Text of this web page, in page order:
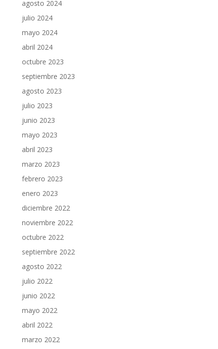
agosto 2024
julio 2024
mayo 2024
abril 2024
octubre 2023
septiembre 2023
agosto 2023
julio 2023
junio 2023
mayo 2023
abril 2023
marzo 2023
febrero 2023
enero 2023
diciembre 2022
noviembre 2022
octubre 2022
septiembre 2022
agosto 2022
julio 2022
junio 2022
mayo 2022
abril 2022
marzo 2022